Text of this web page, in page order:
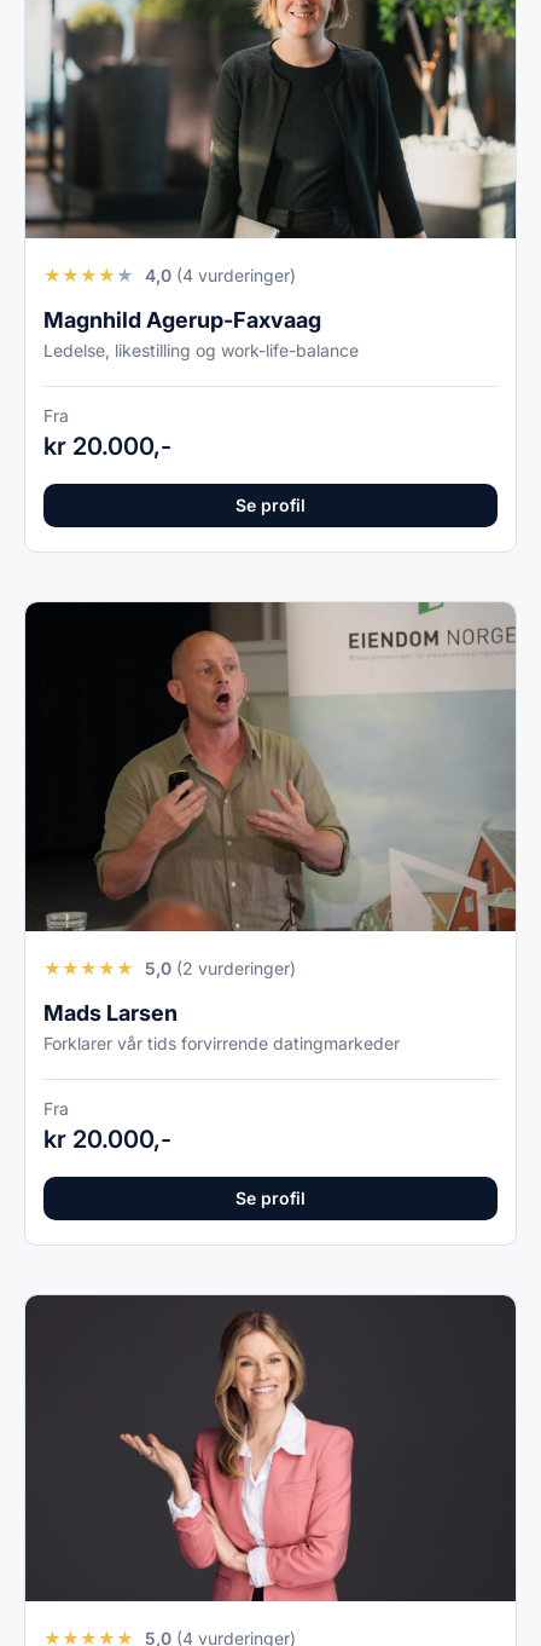
★★★★ ★ 4,0 (4 vurderinger)
Magnhild Agerup-Faxvaag
Ledelse, likestilling og work-life-balance
Fra
kr 20.000,-
Se profil
★★★★★ 5,0 (2 vurderinger)
Mads Larsen
Forklarer vår tids forvirrende datingmarkeder
Fra
kr 20.000,-
Se profil
★★★★★ 5,0 (4 vurderinger)